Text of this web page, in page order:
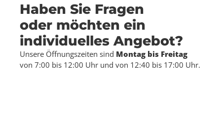
Haben Sie Fragen
oder möchten ein
individuelles Angebot?
Unsere Öffnungszeiten sind Montag bis Freitag
von 7:00 bis 12:00 Uhr und von 12:40 bis 17:00 Uhr.